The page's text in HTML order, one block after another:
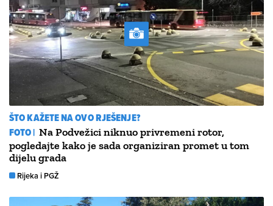
ŠTO KAŽETE NA OVO RJEŠENJE?
FOTO | Na Podvežici niknuo privremeni rotor,
pogledajte kako je sada organiziran promet u tom
dijelu grada
Rijeka i PGŽ